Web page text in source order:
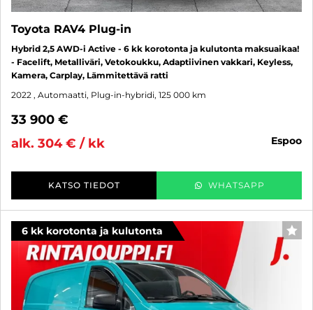
Toyota RAV4 Plug-in
Hybrid 2,5 AWD-i Active - 6 kk korotonta ja kulutonta maksuaikaa!
- Facelift, Metalliväri, Vetokoukku, Adaptiivinen vakkari, Keyless,
Kamera, Carplay, Lämmitettävä ratti
2022 , Automaatti, Plug-in-hybridi, 125 000 km
33 900 €
alk. 304 € / kk
espoo
KATSO TIEDOT WHATSAPP
6 kk korotonta ja kulutonta